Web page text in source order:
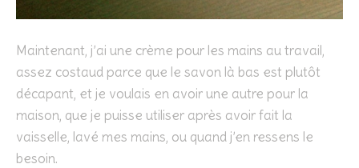
Maintenant, j’ai une crème pour les mains au travail,
assez costaud parce que le savon là bas est plutôt
décapant, et je voulais en avoir une autre pour la
maison, que je puisse utiliser après avoir fait la
vaisselle, lavé mes mains, ou quand j’en ressens le
besoin.